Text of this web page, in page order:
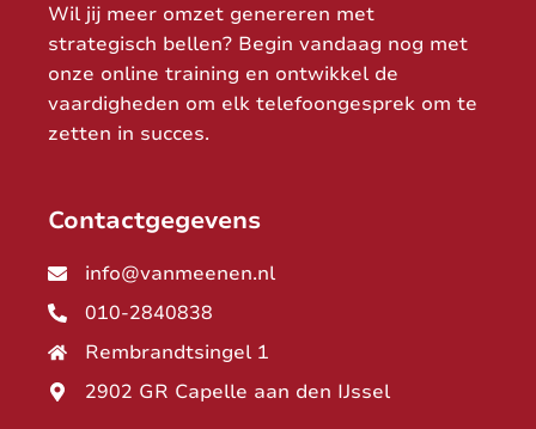
Wil jij meer omzet genereren met
strategisch bellen? Begin vandaag nog met
onze online training en ontwikkel de
vaardigheden om elk telefoongesprek om te
zetten in succes.
Contactgegevens
info@vanmeenen.nl
010-2840838
Rembrandtsingel 1
2902 GR Capelle aan den IJssel